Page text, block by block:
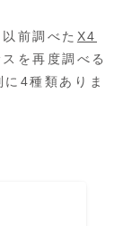
前調べた X4
を再度調べる
4種類ありま